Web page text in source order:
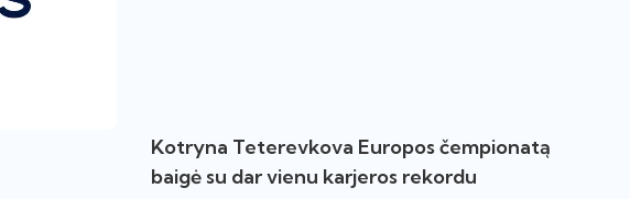
Kotryna Teterevkova Europos čempionatą
baigė su dar vienu karjeros rekordu